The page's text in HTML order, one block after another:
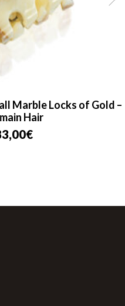
Locks of Gold –
Hair
€